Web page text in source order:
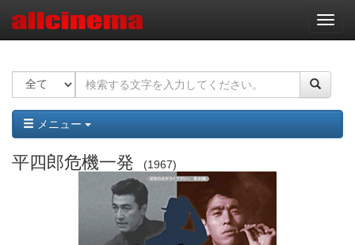
ナ
ビ
ー
ョ
ン
メニュー
平四郎危機一発 1967